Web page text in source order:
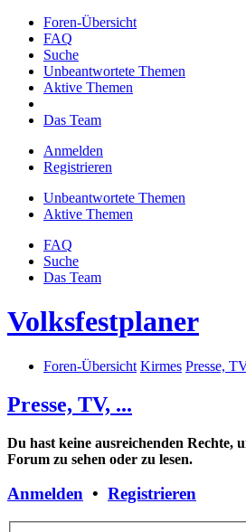
Foren-Übersicht
FAQ
Suche
Unbeantwortete Themen
Aktive Themen
Das Team
Anmelden
Registrieren
Unbeantwortete Themen
Aktive Themen
FAQ
Suche
Das Team
Volksfestplaner
Foren-Übersicht Kirmes Presse,
Presse, TV, ...
Du hast keine ausreichenden Rechte,
Forum zu sehen oder zu lesen.
Anmelden • Registrieren